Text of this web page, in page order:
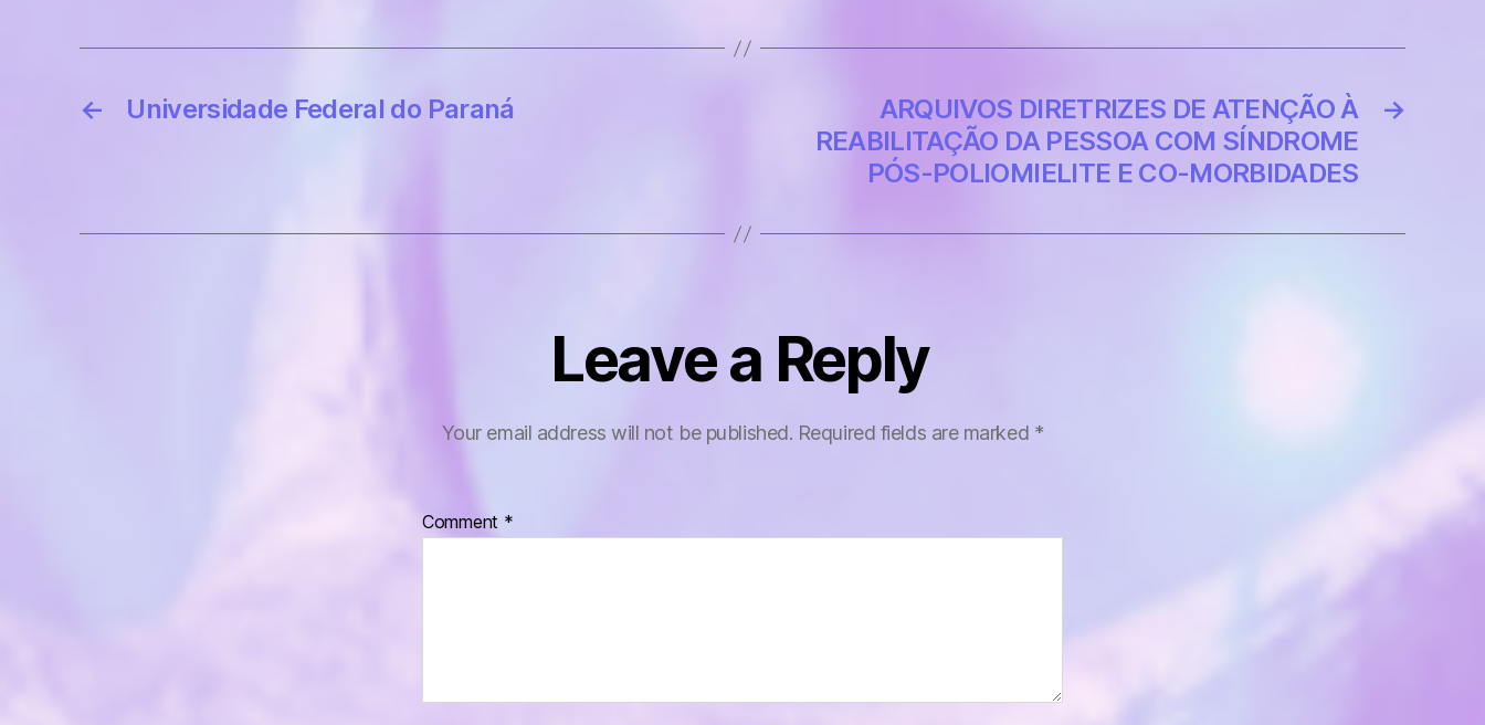
← Universidade Federal do Paraná →
ARQUIVOS DIRETRIZES DE ATENÇÃO À
REABILITAÇÃO DA PESSOA COM SÍNDROME
PÓS-POLIOMIELITE E CO-MORBIDADES
Leave a Reply
Your email address will not be published. Required fields are marked *
Comment *